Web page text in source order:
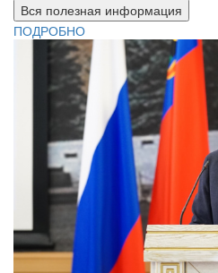
Вся полезная информация
ПОДРОБНО